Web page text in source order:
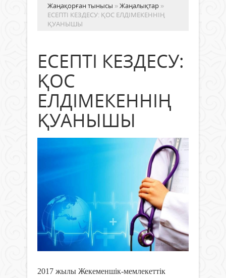
Жаңақорған тынысы »Жаңалықтар »
ЕСЕПТІ КЕЗДЕСУ: ҚОС ЕЛДІМЕКЕННІҢ
ҚУАНЫШЫ
ЕСЕПТІ КЕЗДЕСУ:
ҚОС
ЕЛДІМЕКЕННІҢ
ҚУАНЫШЫ
2017 жылы Жекеменшік-мемлекеттік